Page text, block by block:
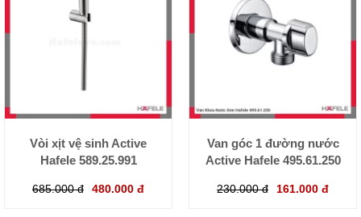
Vòi xịt vệ sinh Active
Hafele 589.25.991
685.000 đ 480.000 đ
Van góc 1 đường nước
Active Hafele 495.61.250
230.000 đ 161.000 đ